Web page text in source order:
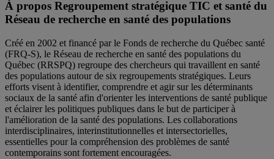
À propos Regroupement stratégique TIC et santé du
Réseau de recherche en santé des populations
Créé en 2002 et financé par le Fonds de recherche du Québec santé
(FRQ-S), le Réseau de recherche en santé des populations du
Québec (RRSPQ) regroupe des chercheurs qui travaillent en santé
des populations autour de six regroupements stratégiques. Leurs
efforts visent à identifier, comprendre et agir sur les déterminants
sociaux de la santé afin d'orienter les interventions de santé publique
et éclairer les politiques publiques dans le but de participer à
l'amélioration de la santé des populations. Les collaborations
interdisciplinaires, interinstitutionnelles et intersectorielles,
essentielles pour la compréhension des problèmes de santé
contemporains sont fortement encouragées.